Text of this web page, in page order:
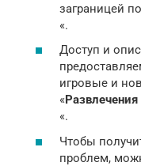
заграницей
«.
Доступ и
игровые и
«Развлечения
«.
Чтобы
проблем,